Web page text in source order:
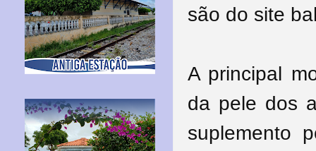
são do site
A principal
da pele dos
suplemento